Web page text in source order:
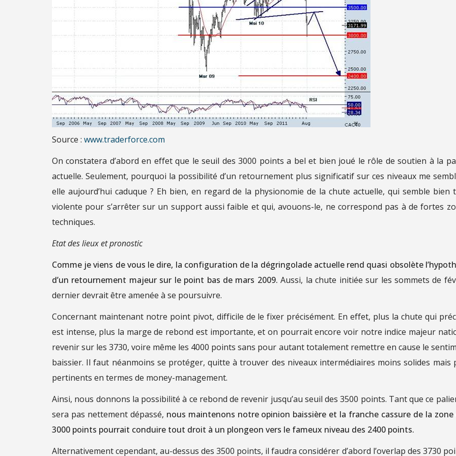
Source : www.traderforce.com
On constatera d’abord en effet que le seuil des 3000 points a bel et bien joué le rôle de soutien à la
actuelle. Seulement, pourquoi la possibilité d’un retournement plus significatif sur ces niveaux me
elle aujourd’hui caduque ? Eh bien, en regard de la physionomie de la chute actuelle, qui semble bien
violente pour s’arrêter sur un support aussi faible et qui, avouons-le, ne correspond pas à de fortes
techniques.
Etat des lieux et pronostic
Comme je viens de vous le dire, la configuration de la dégringolade actuelle rend quasi obsolète
d’un retournement majeur sur le point bas de mars 2009. Aussi, la chute initiée sur les sommets de
dernier devrait être amenée à se poursuivre.
Concernant maintenant notre point pivot, difficile de le fixer précisément. En effet, plus la chute qui
est intense, plus la marge de rebond est importante, et on pourrait encore voir notre indice majeur
revenir sur les 3730, voire même les 4000 points sans pour autant totalement remettre en cause le
baissier. Il faut néanmoins se protéger, quitte à trouver des niveaux intermédiaires moins solides mais
pertinents en termes de money-management.
Ainsi, nous donnons la possibilité à ce rebond de revenir jusqu’au seuil des 3500 points. Tant que ce
sera pas nettement dépassé, nous maintenons notre opinion baissière et la franche cassure de la zone
3000 points pourrait conduire tout droit à un plongeon vers le fameux niveau des 2400 points.
Alternativement cependant, au-dessus des 3500 points, il faudra considérer d’abord l’overlap des 3730